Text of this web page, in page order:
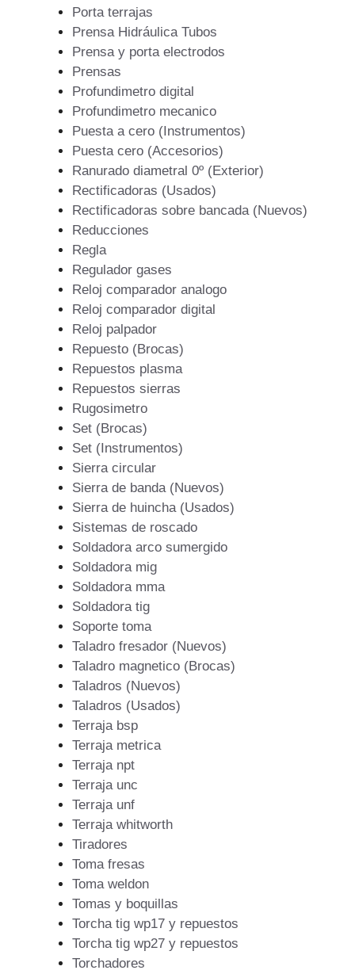
Porta terrajas
Prensa Hidráulica Tubos
Prensa y porta electrodos
Prensas
Profundimetro digital
Profundimetro mecanico
Puesta a cero (Instrumentos)
Puesta cero (Accesorios)
Ranurado diametral 0º (Exterior)
Rectificadoras (Usados)
Rectificadoras sobre bancada (Nuevos)
Reducciones
Regla
Regulador gases
Reloj comparador analogo
Reloj comparador digital
Reloj palpador
Repuesto (Brocas)
Repuestos plasma
Repuestos sierras
Rugosimetro
Set (Brocas)
Set (Instrumentos)
Sierra circular
Sierra de banda (Nuevos)
Sierra de huincha (Usados)
Sistemas de roscado
Soldadora arco sumergido
Soldadora mig
Soldadora mma
Soldadora tig
Soporte toma
Taladro fresador (Nuevos)
Taladro magnetico (Brocas)
Taladros (Nuevos)
Taladros (Usados)
Terraja bsp
Terraja metrica
Terraja npt
Terraja unc
Terraja unf
Terraja whitworth
Tiradores
Toma fresas
Toma weldon
Tomas y boquillas
Torcha tig wp17 y repuestos
Torcha tig wp27 y repuestos
Torchadores